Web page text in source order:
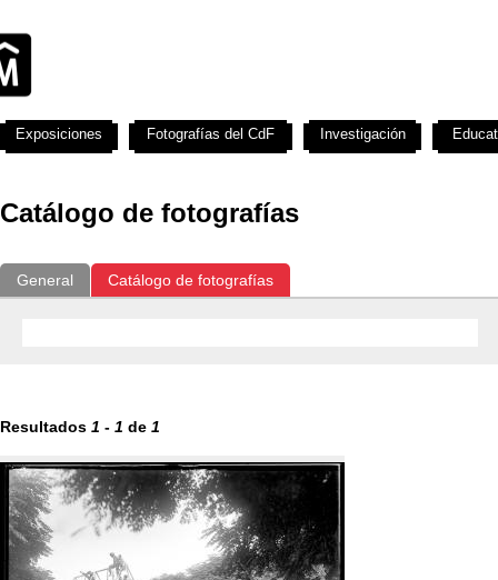
Catálogo de fotografías
General Catálogo de fotografías
Resultados 1 - 1 de 1
Exposiciones Fotografías del CdF Investigación